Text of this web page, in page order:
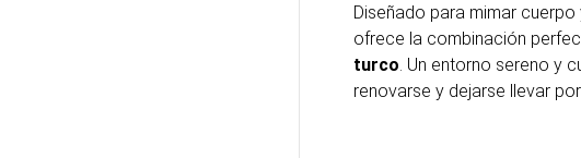
Diseñado para mimar
ofrece la combinación
turco. Un entorno sereno y
renovarse y dejarse llevar